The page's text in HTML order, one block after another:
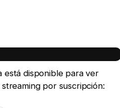
está disponible para ver
por suscripción: